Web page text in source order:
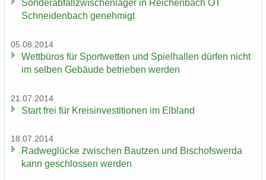
Son­der­ab­fall­zwi­schen­la­ger in Rei­chen­bach OT
Schnei­den­bach ge­neh­migt
05.08.2014
Wett­bü­ros für Sport­wet­ten und Spiel­hal­len dür­fen nicht
im sel­ben Ge­bäu­de be­trie­ben wer­den
21.07.2014
Start frei für Kreis­in­ves­ti­tio­nen im Elb­land
18.07.2014
Rad­weg­lü­cke zwi­schen Baut­zen und Bi­schofs­wer­da
kann ge­schlos­sen wer­den